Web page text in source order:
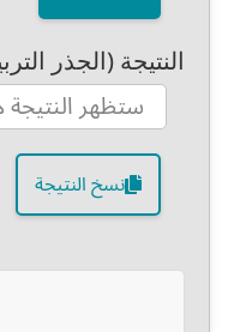
النتيجة (الجذر
نسخ النتيجة